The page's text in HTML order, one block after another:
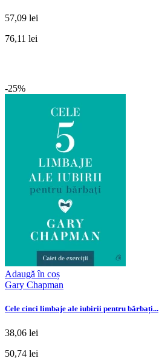
57,09 lei
76,11 lei
-25%
Adaugă în coș
Gary Chapman
Cele cinci limbaje ale iubirii pentru bărbați...
38,06 lei
50,74 lei